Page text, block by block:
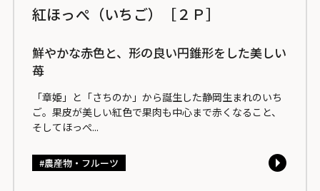
紅ほっぺ（いちご）［２Ｐ］
鮮やかな赤色と、形の良い円錐形をした美しい
苺
「章姫」と「さちのか」から誕生した静岡生まれのいち
ご。果皮が美しい紅色で果肉も中心まで赤くなること、
そしてほっぺ...
農産物・フルーツ